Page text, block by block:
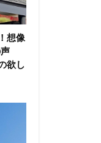
想像
欲し